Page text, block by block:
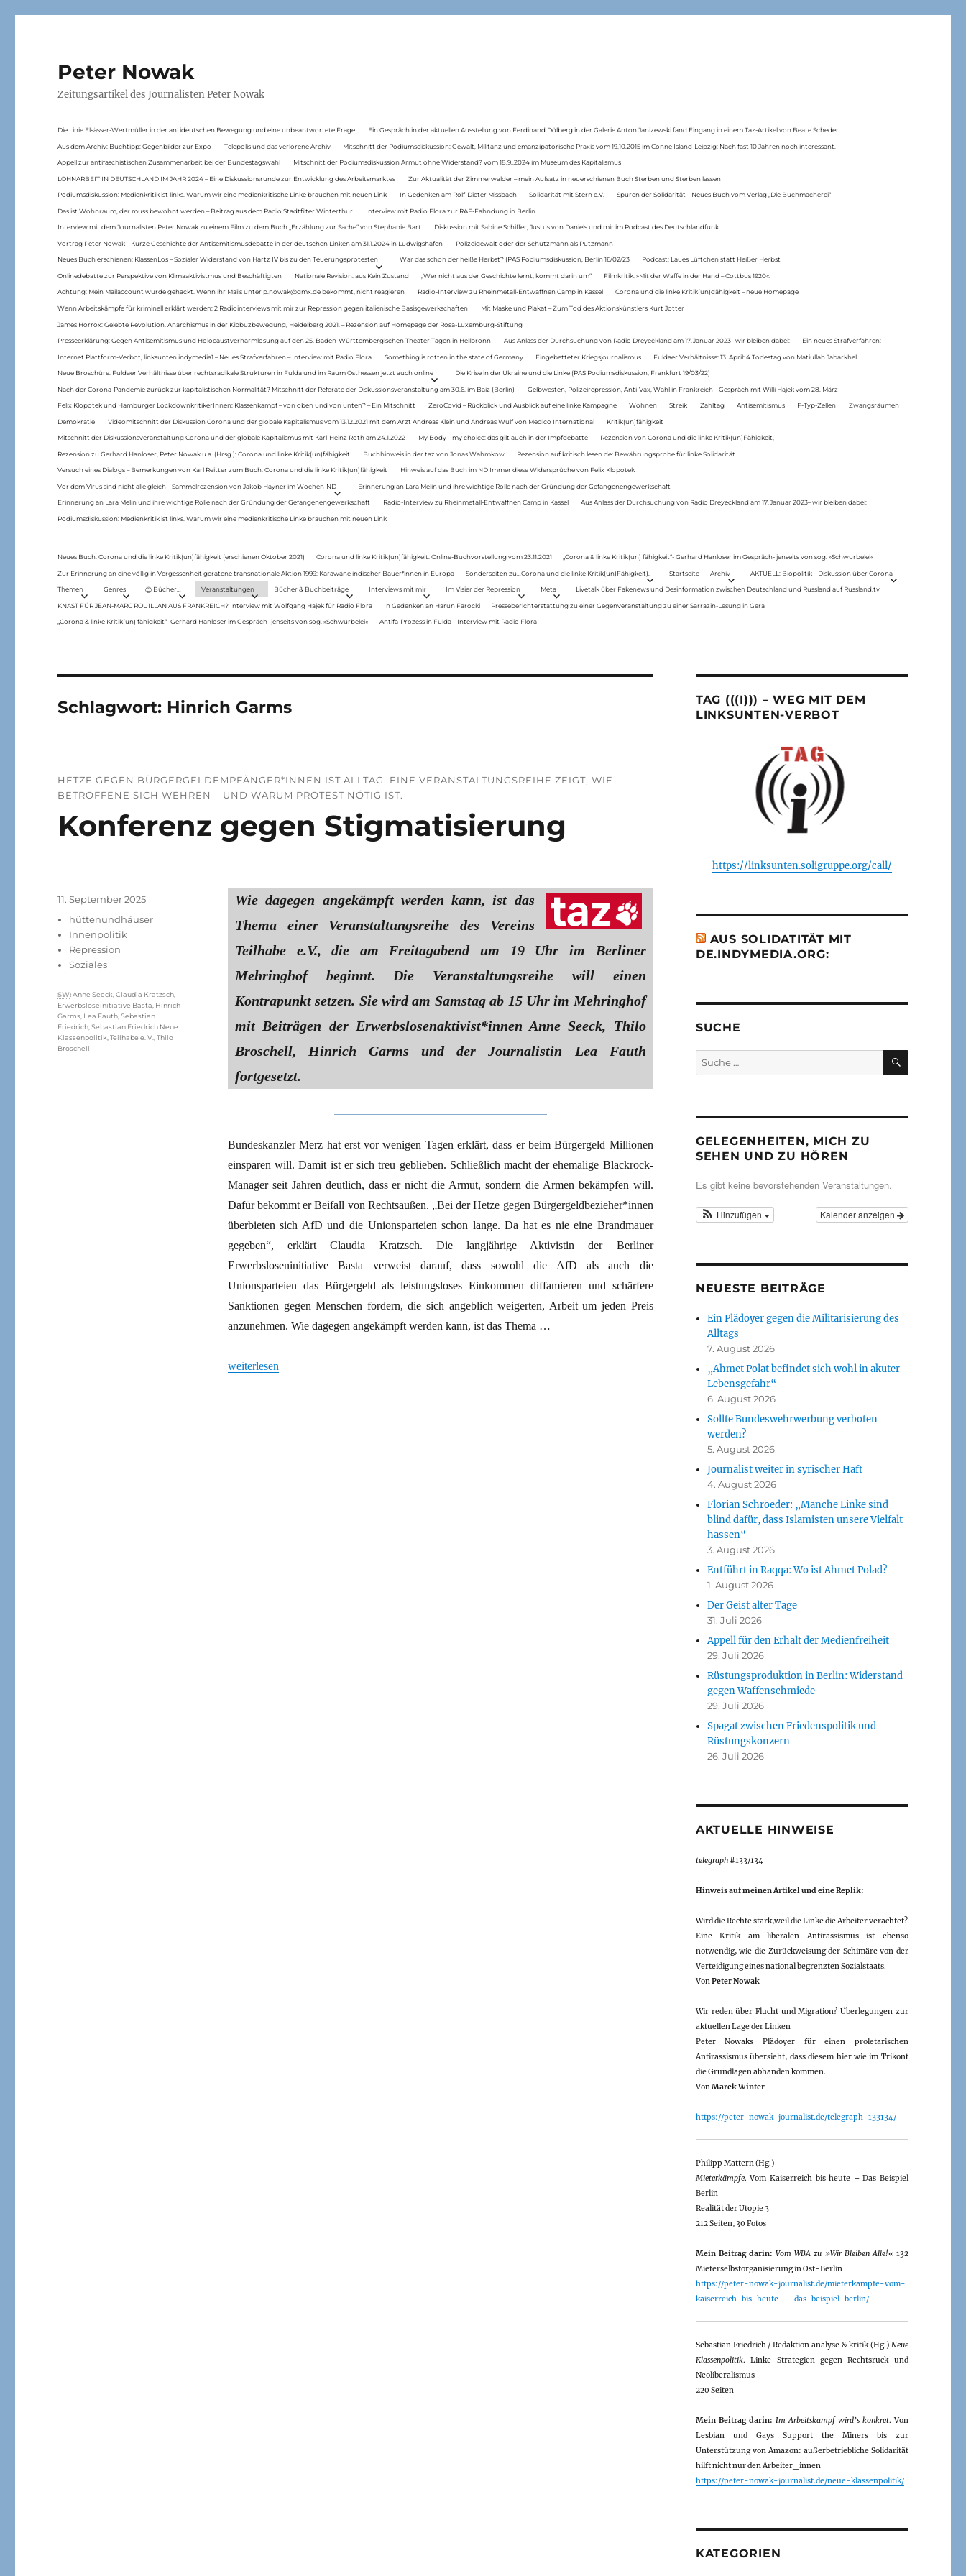
Peter Nowak
Zeitungsartikel des Journalisten Peter Nowak
Die Linie Elsässer-Wertmüller in der antideutschen Bewegung und eine unbeantwortete Frage Ein Gespräch in der aktuellen Ausstellung von Ferdinand Dölberg in der Galerie Anton Janizewski fand Eingang in einem Taz-Artikel von Beate Scheder
Aus dem Archiv: Buchtipp: Gegenbilder zur Expo Telepolis und das verlorene Archiv Mitschnitt der Podiumsdiskussion: Gewalt, Militanz und emanzipatorische Praxis vom 19.10.2015 im Conne Island-Leipzig: Nach fast 10 Jahren noch interessant.
Appell zur antifaschistischen Zusammenarbeit bei der Bundestagswahl Mitschnitt der Podiumsdiskussion Armut ohne Widerstand? vom 18.9..2024 im Museum des Kapitalismus
LOHNARBEIT IN DEUTSCHLAND IM JAHR 2024 – Eine Diskussionsrunde zur Entwicklung des Arbeitsmarktes Zur Aktualität der Zimmerwalder – mein Aufsatz in neuerschienen Buch Sterben und Sterben lassen
Podiumsdiskussion: Medienkritik ist links. Warum wir eine medienkritische Linke brauchen mit neuen Link In Gedenken am Rolf-Dieter Missbach Solidarität mit Stern e.V. Spuren der Solidarität – Neues Buch vom Verlag „Die Buchmacherei“
Das ist Wohnraum, der muss bewohnt werden – Beitrag aus dem Radio Stadtfilter Winterthur Interview mit Radio Flora zur RAF-Fahndung in Berlin
Interview mit dem Journalisten Peter Nowak zu einem Film zu dem Buch „Erzählung zur Sache“ von Stephanie Bart Diskussion mit Sabine Schiffer, Justus von Daniels und mir im Podcast des Deutschlandfunk:
Vortrag Peter Nowak – Kurze Geschichte der Antisemitismusdebatte in der deutschen Linken am 31.1.2024 in Ludwigshafen Polizeigewalt oder der Schutzmann als Putzmann
Neues Buch erschienen: KlassenLos – Sozialer Widerstand von Hartz IV bis zu den Teuerungsprotesten War das schon der heiße Herbst? (PAS Podiumsdiskussion, Berlin 16/02/23 Podcast: Laues Lüftchen statt Heißer Herbst
Onlinedebatte zur Perspektive von Klimaaktivistmus und Beschäftigten Nationale Revision: aus Kein Zustand „Wer nicht aus der Geschichte lernt, kommt darin um“ Filmkritik: »Mit der Waffe in der Hand – Cottbus 1920«.
Achtung: Mein Mailaccount wurde gehackt. Wenn ihr Mails unter p.nowak@gmx.de bekommt, nicht reagieren Radio-Interview zu Rheinmetall-Entwaffnen Camp in Kassel Corona und die linke Kritik(un)dähigkeit – neue Homepage
Wenn Arbeitskämpfe für kriminell erklärt werden: 2 Radiointerviews mit mir zur Repression gegen italienische Basisgewerkschaften Mit Maske und Plakat – Zum Tod des Aktionskünstlers Kurt Jotter
James Horrox: Gelebte Revolution. Anarchismus in der Kibbuzbewegung, Heidelberg 2021. – Rezension auf Homepage der Rosa-Luxemburg-Stiftung
Presseerklärung: Gegen Antisemitismus und Holocaustverharmlosung auf den 25. Baden-Württembergischen Theater Tagen in Heilbronn Aus Anlass der Durchsuchung von Radio Dreyeckland am 17.Januar 2023– wir bleiben dabei: Ein neues Strafverfahren:
Internet Plattform-Verbot, linksunten.indymedia1 – Neues Strafverfahren – Interview mit Radio Flora Something is rotten in the state of Germany Eingebetteter Kriegsjournalismus Fuldaer Verhältnisse: 13. April: 4 Todestag von Matiul­lah Jabarkhel
Neue Broschüre: Fuldaer Verhältnisse über rechtsradikale Strukturen in Fulda und im Raum Osthessen jetzt auch online Die Krise in der Ukraine und die Linke (PAS Podiumsdiskussion, Frankfurt 19/03/22)
Nach der Corona-Pandemie zurück zur kapitalistischen Normalität? Mitschnitt der Referate der Diskussionsveranstaltung am 30.6. im Baiz (Berlin) Gelbwesten, Polizeirepression, Anti-Vax, Wahl in Frankreich – Gespräch mit Willi Hajek vom 28. März
Felix Klopotek und Hamburger LockdownkritikerInnen: Klassenkampf – von oben und von unten? – Ein Mitschnitt ZeroCovid – Rückblick und Ausblick auf eine linke Kampagne Wohnen Streik Zahltag Antisemitismus F-Typ-Zellen Zwangsräumen
Demokratie Videomitschnitt der Diskussion Corona und der globale Kapitalismus vom 13.12.2021 mit dem Arzt Andreas Klein und Andreas Wulf von Medico International Kritik(un)fähigkeit
Mitschnitt der Diskussionsveranstaltung Corona und der globale Kapitalismus mit Karl-Heinz Roth am 24.1.2022 My Body – my choice: das gilt auch in der Impfdebatte Rezension von Corona und die linke Kritik(un)Fähigkeit,
Rezension zu Gerhard Hanloser, Peter Nowak u.a. (Hrsg.): Corona und linke Kritik(un)fähigkeit Buchhinweis in der taz von Jonas Wahmkow Rezension auf kritisch lesen.de: Bewährungsprobe für linke Solidarität
Versuch eines Dialogs – Bemerkungen von Karl Reitter zum Buch: Corona und die linke Kritik(un)fähigkeit Hinweis auf das Buch im ND Immer diese Widersprüche von Felix Klopotek
Vor dem Virus sind nicht alle gleich – Sammelrezension von Jakob Hayner im Wochen-ND Erinnerung an Lara Melin und ihre wichtige Rolle nach der Gründung der Gefangenengewerkschaft
Erinnerung an Lara Melin und ihre wichtige Rolle nach der Gründung der Gefangenengewerkschaft Radio-Interview zu Rheinmetall-Entwaffnen Camp in Kassel Aus Anlass der Durchsuchung von Radio Dreyeckland am 17.Januar 2023– wir bleiben dabei:
Podiumsdiskussion: Medienkritik ist links. Warum wir eine medienkritische Linke brauchen mit neuen Link
Neues Buch: Corona und die linke Kritik(un)fähigkeit (erschienen Oktober 2021) Corona und linke Kritik(un)fähigkeit. Online-Buchvorstellung vom 23.11.2021 „Corona & linke Kritik(un) fähigkeit“- Gerhard Hanloser im Gespräch- jenseits von sog. »Schwurbelei«
Zur Erinnerung an eine völlig in Vergessenheit geratene transnationale Aktion 1999: Karawane indischer Bauer*innen in Europa Sonderseiten zu…Corona und die linke Kritik(un)Fähigkeit). Startseite Archiv AKTUELL: Biopolitik – Diskussion über Corona
Themen Genres @ Bücher… Veranstaltungen Bücher & Buchbeiträge Interviews mit mir Im Visier der Repression Meta Livetalk über Fakenews und Desinformation zwischen Deutschland und Russland auf Russland.tv
KNAST FÜR JEAN-MARC ROUILLAN AUS FRANKREICH? Interview mit Wolfgang Hajek für Radio Flora In Gedenken an Harun Farocki Presseberichterstattung zu einer Gegenveranstaltung zu einer Sarrazin-Lesung in Gera
„Corona & linke Kritik(un) fähigkeit“- Gerhard Hanloser im Gespräch- jenseits von sog. »Schwurbelei« Antifa-Prozess in Fulda – Interview mit Radio Flora
Schlagwort: Hinrich Garms
HETZE GEGEN BÜR­GER­GELD­EMP­FÄN­GE­R*IN­NEN IST ALLTAG. EINE VERANSTALTUNGSREIHE ZEIGT, WIE
BETROFFENE SICH WEHREN – UND WARUM PROTEST NÖTIG IST.
Konferenz gegen Stigmatisierung
Wie dagegen angekämpft werden kann, ist das
Thema einer Veranstaltungsreihe des Vereins
Teilhabe e.V., die am Freitagabend um 19 Uhr im Berliner
Mehringhof beginnt. Die Veranstaltungsreihe will einen
Kontrapunkt setzen. Sie wird am Samstag ab 15 Uhr im Mehringhof
mit Beiträgen der Er­werbs­lo­sen­ak­ti­vis­t*in­nen Anne Seeck, Thilo
Broschell, Hinrich Garms und der Journalistin Lea Fauth
fortgesetzt.
Bundeskanzler Merz hat erst vor wenigen Tagen erklärt, dass er beim Bürgergeld Millionen
einsparen will. Damit ist er sich treu geblieben. Schließlich macht der ehemalige Blackrock-
Manager seit Jahren deutlich, dass er nicht die Armut, sondern die Armen bekämpfen will.
Dafür bekommt er Beifall von Rechtsaußen. „Bei der Hetze gegen Bür­ger­geld­be­zie­he­r*in­nen
überbieten sich AfD und die Unionsparteien schon lange. Da hat es nie eine Brandmauer
gegeben“, erklärt Claudia Kratzsch. Die langjährige Aktivistin der Berliner
Erwerbsloseninitiative Basta verweist darauf, dass sowohl die AfD als auch die
Unionsparteien das Bürgergeld als leistungsloses Einkommen diffamieren und schärfere
Sanktionen gegen Menschen fordern, die sich angeblich weigerten, Arbeit um jeden Preis
anzunehmen. Wie dagegen angekämpft werden kann, ist das Thema …
„Konferenz gegen Stigmatisierung“
weiterlesen
Veröffentlicht
am
11. September 2025
Kategorien
hüttenundhäuser
Innenpolitik
Repression
Soziales
Schlagwörter
SW:Anne Seeck ,Claudia Kratzsch
Erwerbsloseinitiative Basta Hinrich
Garms Lea Fauth ,Sebastian
Friedrich ,Sebastian Friedrich Neue
Klassenpolitik ,Teilhabe e. V. ,Thilo
Broschell
TAG (((I))) – WEG MIT DEM
LINKSUNTEN-VERBOT
https://linksunten.soligruppe.org/call/
AUS SOLIDATITÄT MIT
DE.INDYMEDIA.ORG:
SUCHE
Suche
nach:
SUCHEN
GELEGENHEITEN, MICH ZU
SEHEN UND ZU HÖREN
Es gibt keine bevorstehenden Veranstaltungen.
Kalender anzeigen
Hinzufügen
NEUESTE BEITRÄGE
Ein Plädoyer gegen die Militarisierung des
Alltags
7. August 2026
„Ahmet Polat befindet sich wohl in akuter
Lebensgefahr“
6. August 2026
Sollte Bundeswehrwerbung verboten
werden?
5. August 2026
Journalist weiter in syrischer Haft
4. August 2026
Florian Schroeder: „Manche Linke sind
blind dafür, dass Islamisten unsere Vielfalt
hassen“
3. August 2026
Entführt in Raqqa: Wo ist Ahmet Polad?
1. August 2026
Der Geist alter Tage
31. Juli 2026
Appell für den Erhalt der Medienfreiheit
29. Juli 2026
Rüstungsproduktion in Berlin: Widerstand
gegen Waffenschmiede
29. Juli 2026
Spagat zwischen Friedenspolitik und
Rüstungskonzern
26. Juli 2026
AKTUELLE HINWEISE
telegraph#133/134
Hinweis auf meinen Artikel und eine Replik:
Wird die Rechte stark,weil die Linke die Arbeiter verachtet?
Eine Kritik am liberalen Antirassismus ist ebenso
notwendig, wie die Zurückweisung der Schimäre von der
Verteidigung eines national begrenzten Sozialstaats.
VonPeter Nowak
Wir reden über Flucht und Migration? Überlegungen zur
aktuellen Lage der Linken
Peter Nowaks Plädoyer für einen proletarischen
Antirassismus übersieht, dass diesem hier wie im Trikont
die Grundlagen abhanden kommen.
VonMarek Winter
https://peter-nowak-journalist.de/telegraph-133134/
Philipp Mattern (Hg.)
Mieterkämpfe. Vom Kaiserreich bis heute – Das Beispiel
Berlin
Realität der Utopie 3
212 Seiten, 30 Fotos
Mein Beitrag darin: Vom WBA zu »Wir Bleiben Alle!«132
Mieterselbstorganisierung in Ost-Berlin
https://peter-nowak-journalist.de/mieterkampfe-vom-
kaiserreich-bis-heute-–-das-beispiel-berlin/
Sebastian Friedrich / Redaktion analyse & kritik (Hg.) Neue
Klassenpolitik. Linke Strategien gegen Rechtsruck und
Neoliberalismus
220 Seiten
Mein Beitrag darin: Im Arbeitskampf wird’s konkret. Von
Lesbian und Gays Support the Miners bis zur
Unterstützung von Amazon: außerbetriebliche Solidarität
hilft nicht nur den Arbeiter_innen
https://peter-nowak-journalist.de/neue-klassenpolitik/
KATEGORIEN